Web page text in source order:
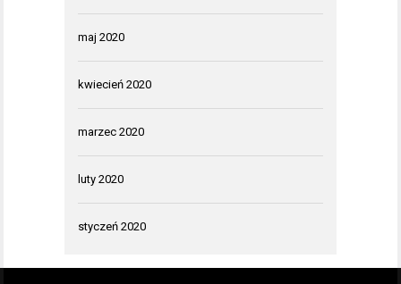
maj 2020
kwiecień 2020
marzec 2020
luty 2020
styczeń 2020